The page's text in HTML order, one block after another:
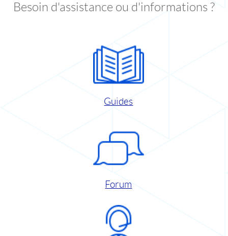
Besoin d'assistance ou d'informations ?
Guides
Forum